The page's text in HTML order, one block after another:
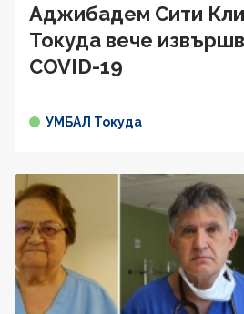
Аджибадем Сити
Токуда вече
COVID-19
УМБАЛ Токуда